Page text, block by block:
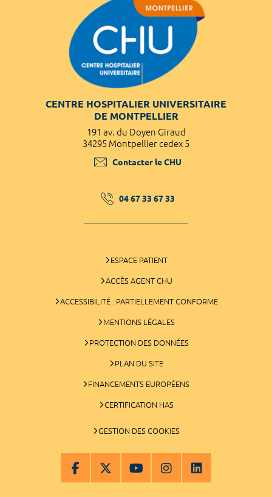
CENTRE HOSPITALIER UNIVERSITAIRE
DE MONTPELLIER
191 av. du Doyen Giraud
34295 Montpellier cedex 5
Contacter le CHU
04 67 33 67 33
ESPACE PATIENT
ACCÈS AGENT CHU
ACCESSIBILITÉ : PARTIELLEMENT CONFORME
MENTIONS LÉGALES
PROTECTION DES DONNÉES
PLAN DU SITE
FINANCEMENTS EUROPÉENS
CERTIFICATION HAS
GESTION DES COOKIES